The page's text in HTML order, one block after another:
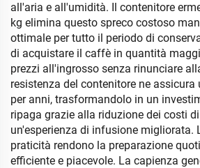
all'aria e all'umidità. Il contenitore
kg elimina questo spreco costoso
ottimale per tutto il periodo di
di acquistare il caffè in quantità
prezzi all'ingrosso senza rinunciare
resistenza del contenitore ne
per anni, trasformandolo in un
ripaga grazie alla riduzione dei costi
un'esperienza di infusione migliorata.
praticità rendono la preparazione
efficiente e piacevole. La capienza